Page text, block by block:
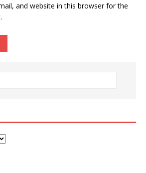
and website in this browser for the